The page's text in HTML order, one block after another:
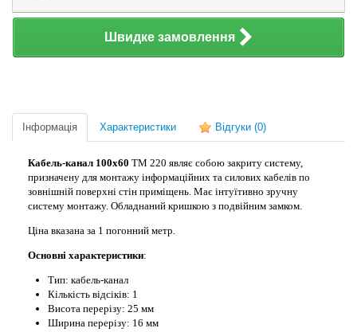
Швидке замовлення
Інформація Характеристики Відгуки (0)
Кабель-канал 100х60 TМ 220 являє собою закриту систему,
призначену для монтажу інформаційних та силових кабелів по
зовнішній поверхні стін приміщень. Має інтуїтивно зручну
систему монтажу. Обладнаний кришкою з подвійним замком.
Ціна вказана за 1 погонний метр.
Основні характеристики:
Тип: кабель-канал
Кількість відсіків: 1
Висота перерізу: 25 мм
Ширина перерізу: 16 мм